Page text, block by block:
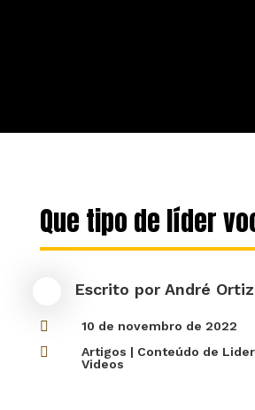
Que tipo de líder
Escrito por André Ortiz
 10 de novembro de 2022
 Artigos | Conteúdo de
Videos